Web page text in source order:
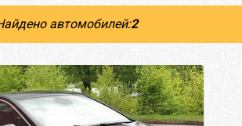
автомобилей:2